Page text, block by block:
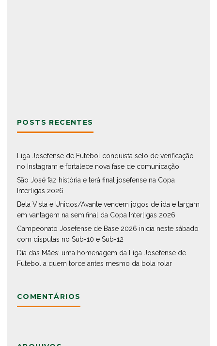
POSTS RECENTES
Liga Josefense de Futebol conquista selo de verificação
no Instagram e fortalece nova fase de comunicação
São José faz história e terá final josefense na Copa
Interligas 2026
Bela Vista e Unidos/Avante vencem jogos de ida e largam
em vantagem na semifinal da Copa Interligas 2026
Campeonato Josefense de Base 2026 inicia neste sábado
com disputas no Sub-10 e Sub-12
Dia das Mães: uma homenagem da Liga Josefense de
Futebol a quem torce antes mesmo da bola rolar
COMENTÁRIOS